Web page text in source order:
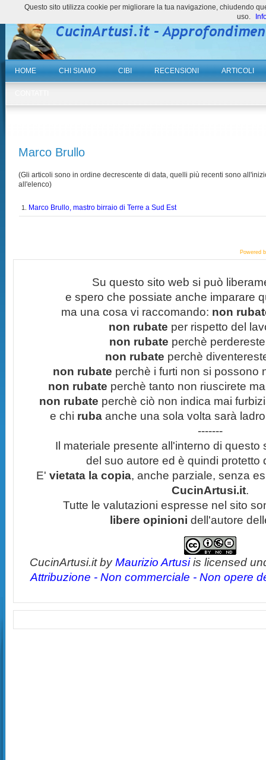
HOME CHI SIAMO CIBI RECENSIONI ARTICOLI
Marco Brullo
(Gli articoli sono in ordine decrescente di data, quelli più recenti sono
all'elenco)
1. Marco Brullo, mastro birraio di Terre a Sud Est
Powered
Su questo sito web si può
e spero che possiate anche imparare
ma una cosa vi raccomando: non
non rubate per rispetto del
non rubate perchè
non rubate perchè
non rubate perchè i furti non si possono
non rubate perchè tanto non riuscirete
non rubate perchè ciò non indica mai
e chi ruba anche una sola volta sarà
-------
Il materiale presente all'interno di questo
del suo autore ed è quindi protetto
E' vietata la copia, anche parziale, senza
CucinArtusi.it.
Tutte le valutazioni espresse nel sito
libere opinioni dell'autore
CucinArtusi.itbyMaurizio Artusiis licensed
Attribuzione - Non commerciale - Non opere
Questo sito utilizza cookie per migliorare la tua navigazione, chiudendo
uso.